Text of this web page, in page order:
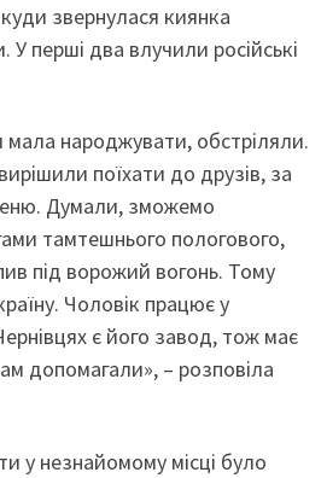
звернулася киянка
перші два влучили російські
мала народжувати, обстріляли.
поїхати до друзів, за
Думали, зможемо
тамтешнього пологового,
під ворожий вогонь. Тому
Чоловік працює у
є його завод, тож має
допомагали», – розповіла
у незнайомому місці було